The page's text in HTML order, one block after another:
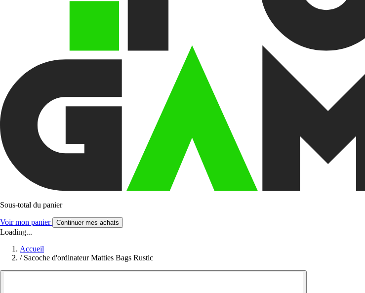
Sous-total du panier
Voir mon panier Continuer mes achats
Loading...
Accueil
/ Sacoche d'ordinateur Matties Bags Rustic